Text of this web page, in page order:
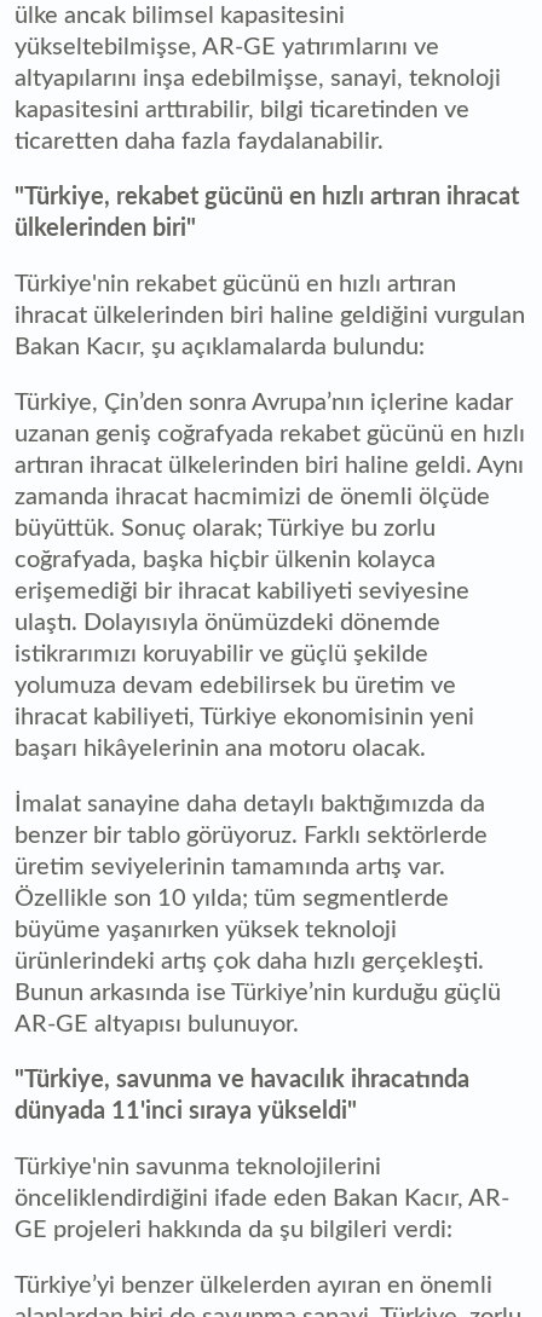
ülke ancak bilimsel kapasitesini
yükseltebilmişse, AR-GE yatırımlarını ve
altyapılarını inşa edebilmişse, sanayi, teknoloji
kapasitesini arttırabilir, bilgi ticaretinden ve
ticaretten daha fazla faydalanabilir.
"Türkiye, rekabet gücünü en hızlı artıran ihracat
ülkelerinden biri"
Türkiye'nin rekabet gücünü en hızlı artıran
ihracat ülkelerinden biri haline geldiğini vurgulan
Bakan Kacır, şu açıklamalarda bulundu:
Türkiye, Çin’den sonra Avrupa’nın içlerine kadar
uzanan geniş coğrafyada rekabet gücünü en hızlı
artıran ihracat ülkelerinden biri haline geldi. Aynı
zamanda ihracat hacmimizi de önemli ölçüde
büyüttük. Sonuç olarak; Türkiye bu zorlu
coğrafyada, başka hiçbir ülkenin kolayca
erişemediği bir ihracat kabiliyeti seviyesine
ulaştı. Dolayısıyla önümüzdeki dönemde
istikrarımızı koruyabilir ve güçlü şekilde
yolumuza devam edebilirsek bu üretim ve
ihracat kabiliyeti, Türkiye ekonomisinin yeni
başarı hikâyelerinin ana motoru olacak.
İmalat sanayine daha detaylı baktığımızda da
benzer bir tablo görüyoruz. Farklı sektörlerde
üretim seviyelerinin tamamında artış var.
Özellikle son 10 yılda; tüm segmentlerde
büyüme yaşanırken yüksek teknoloji
ürünlerindeki artış çok daha hızlı gerçekleşti.
Bunun arkasında ise Türkiye’nin kurduğu güçlü
AR-GE altyapısı bulunuyor.
"Türkiye, savunma ve havacılık ihracatında
dünyada 11'inci sıraya yükseldi"
Türkiye'nin savunma teknolojilerini
önceliklendirdiğini ifade eden Bakan Kacır, AR-
GE projeleri hakkında da şu bilgileri verdi:
Türkiye’yi benzer ülkelerden ayıran en önemli